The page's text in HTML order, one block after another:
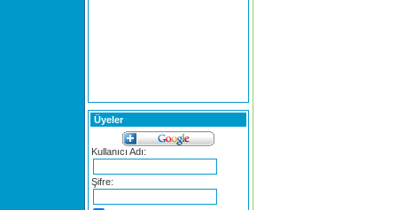
Üyeler
Kullanıcı Adı:
Şifre: